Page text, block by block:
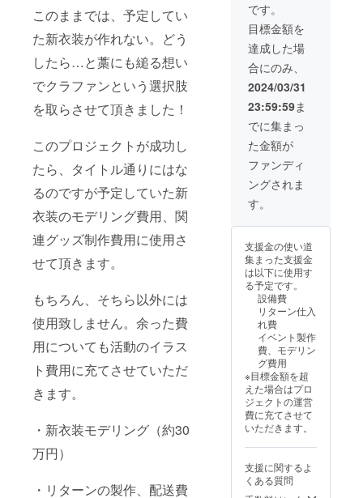
このままでは、予定してい
た新衣装が作れない。どう
したら…と藁にも縋る想い
でクラファンという選択肢
を取らさせて頂きました！
このプロジェクトが成功し
たら、タイトル通りにはな
るのですが予定していた新
衣装のモデリング費用、関
連グッズ制作費用に使用さ
せて頂きます。
もちろん、そちら以外には
使用致しません。余った費
用についても活動のイラス
ト費用に充てさせていただ
きます。
・新衣装モデリング（約30
万円）
・リターンの製作、配送費
コード
にてや
り取り
を致し
ます。
発送方
法：ヤ
マト運
輸の匿
名配送
サービ
スを利
用いた
クリル
クサイ
ズ：
100×10
0mm
ディス
コード
のイン
ストー
ルをお
願い致
しま
す。 ・
検索可
能な
ユー
ザー名
をご記
日程な
ちらの
ディス
コード
でやり
取りさ
せて頂
す。
です。
目標金額を
達成した場
合にのみ、
2024/03/31
23:59:59ま
でに集まっ
た金額が
ファンディ
ングされま
す。
支援金の使い道
集まった支援金
は以下に使用す
る予定です。
設備費
リターン仕入
れ費
イベント製作
費、モデリン
グ費用
※目標金額を超
えた場合はプロ
ジェクトの運営
費に充てさせて
いただきます。
支援に関するよ
くある質問